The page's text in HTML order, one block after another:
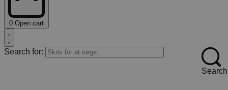
0 Open cart
Search for:
Search